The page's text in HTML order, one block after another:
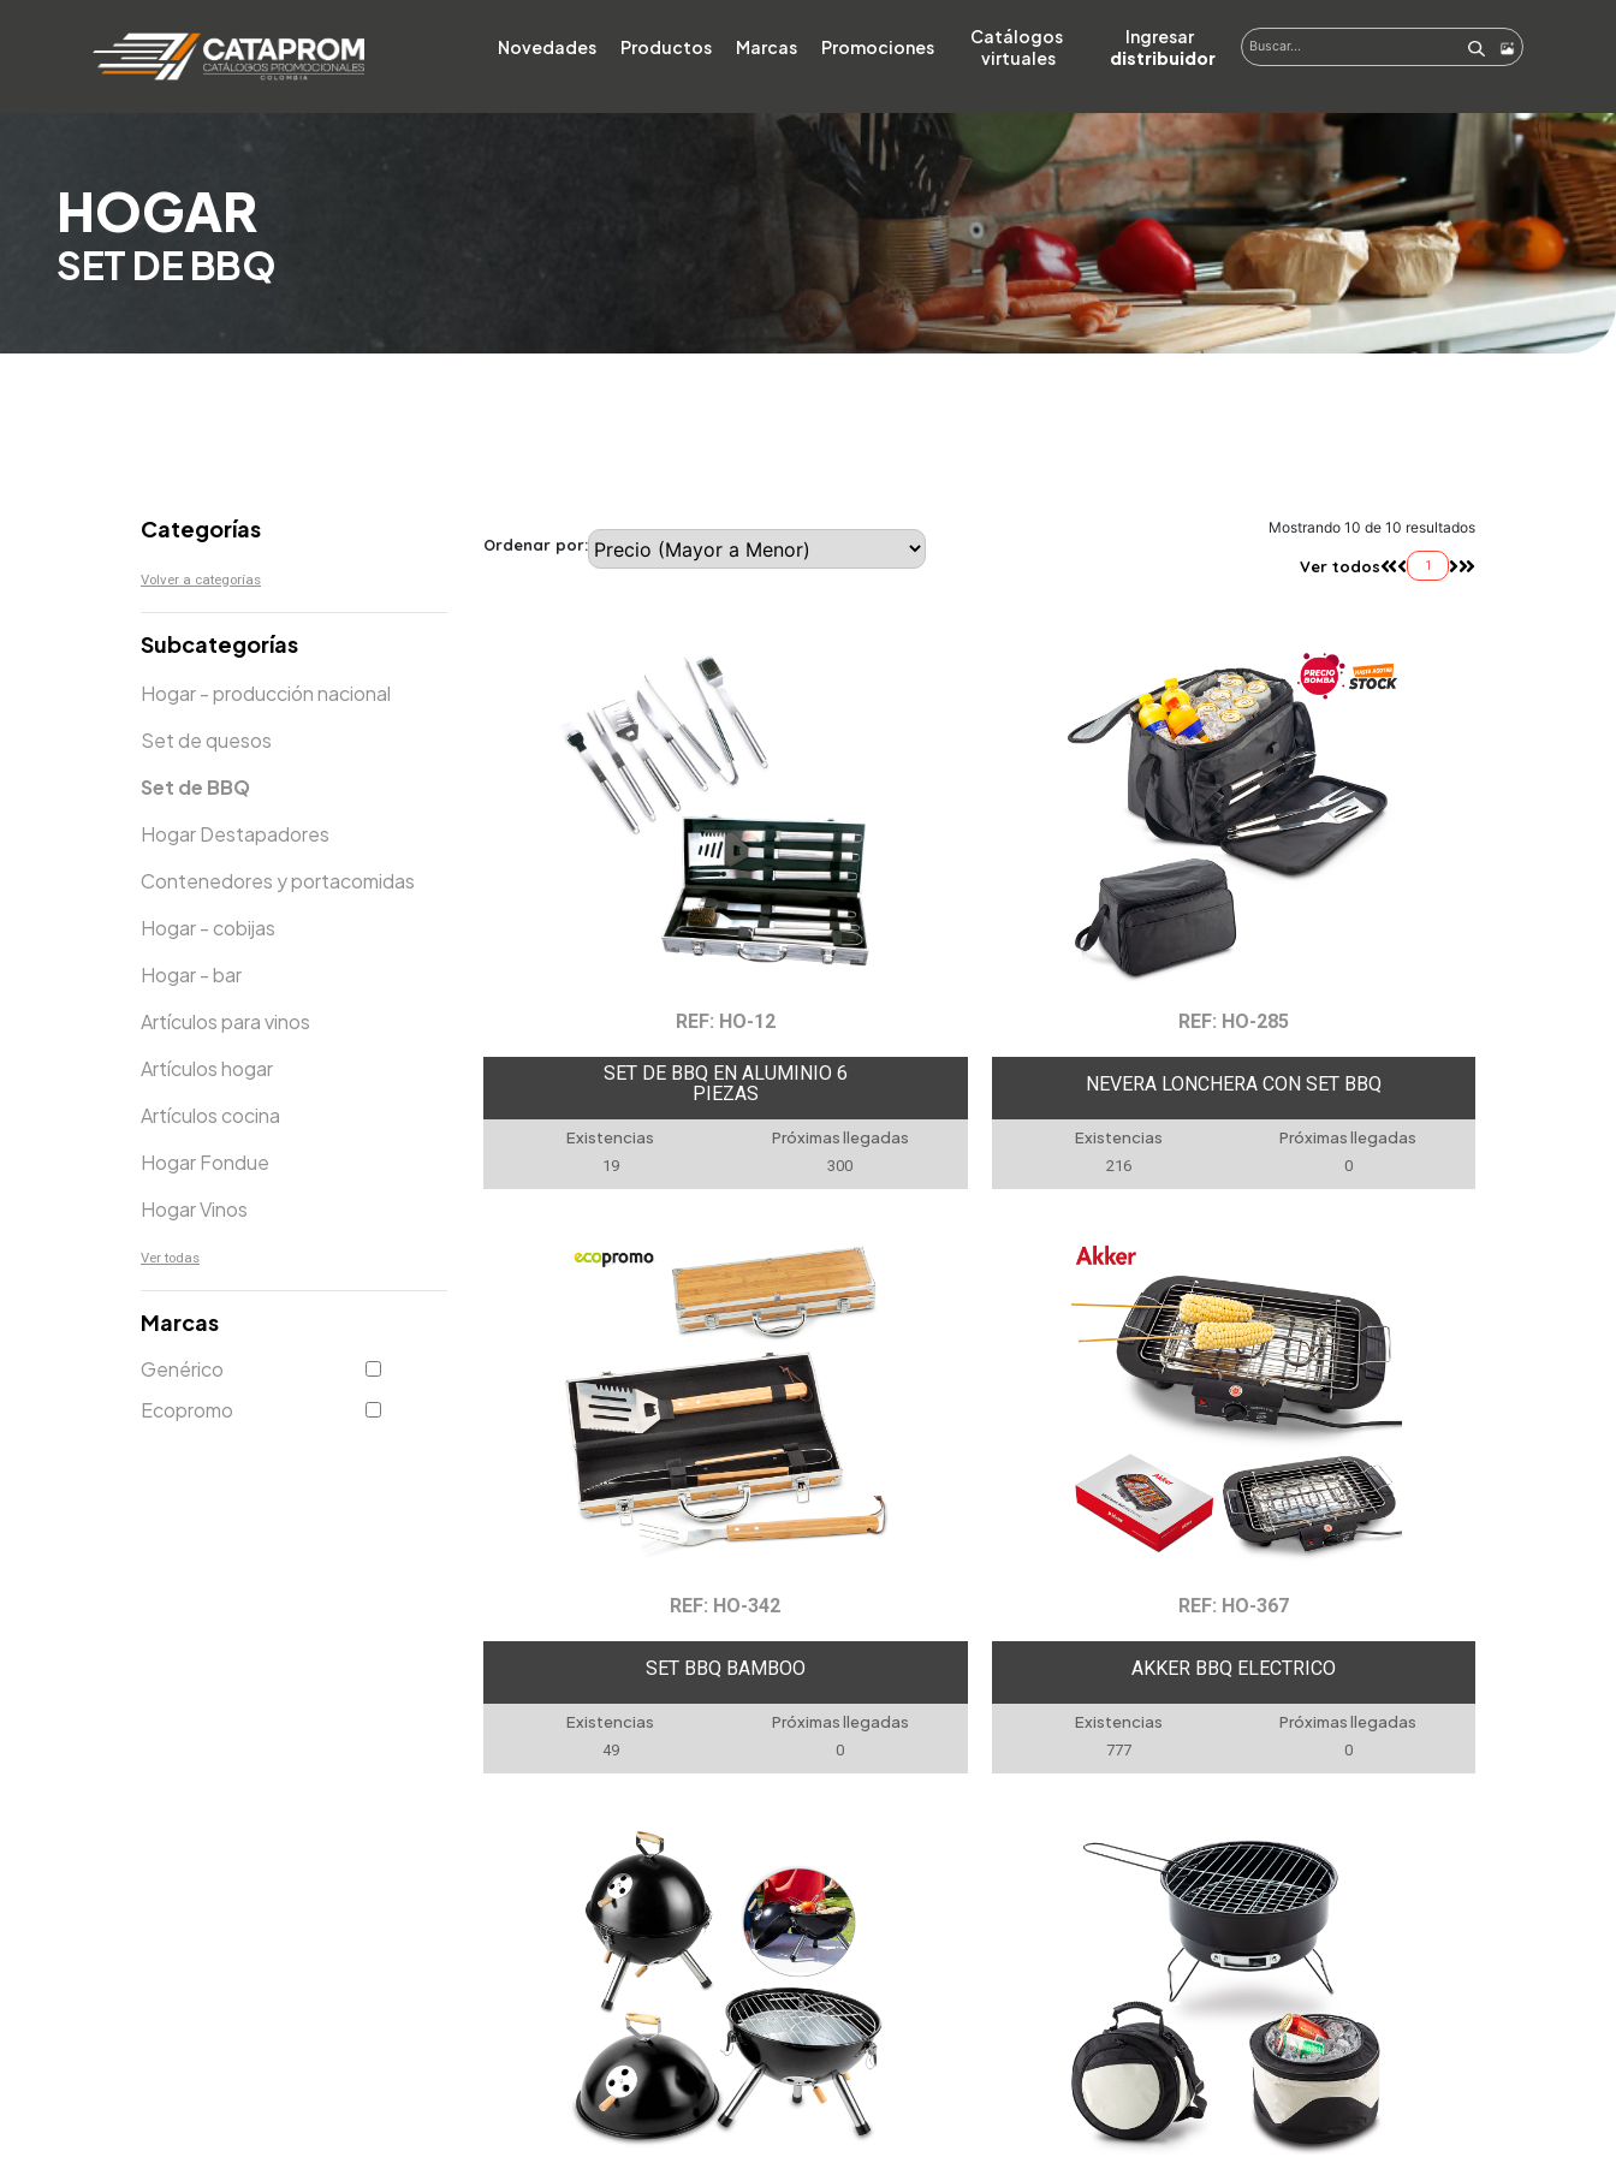
Novedades Productos Marcas Promociones
Catálogos
virtuales
distribuidor
HOGAR
SET DE BBQ
Categorías
Volver a categorías
Subcategorías
Hogar - producción nacional
Set de quesos
Set de BBQ
Hogar Destapadores
Contenedores y portacomidas
Hogar - cobijas
Hogar - bar
Artículos para vinos
Artículos hogar
Artículos cocina
Hogar Fondue
Hogar Vinos
Ver todas
Marcas
Genérico
Ecopromo
Ordenar por:
Mostrando 10 de 10 resultados
Ver todos 1
REF: HO-12
SET DE BBQ EN ALUMINIO 6
PIEZAS
Existencias
19
Próximas llegadas
300
REF: HO-285
NEVERA LONCHERA CON SET BBQ
Existencias
216
Próximas llegadas
0
REF: HO-342
SET BBQ BAMBOO
Existencias
49
Próximas llegadas
0
REF: HO-367
AKKER BBQ ELECTRICO
Existencias
777
Próximas llegadas
0